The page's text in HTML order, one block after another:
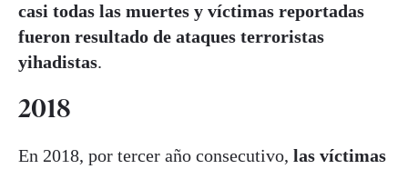
casi todas las muertes y víctimas reportadas
fueron resultado de ataques terroristas
yihadistas.
2018
En 2018, por tercer año consecutivo, las víctimas